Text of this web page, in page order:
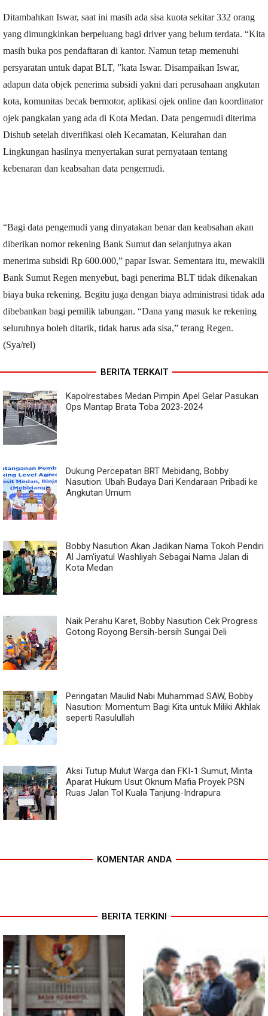
Ditambahkan Iswar, saat ini masih ada sisa kuota sekitar 332 orang
yang dimungkinkan berpeluang bagi driver yang belum terdata. “Kita
masih buka pos pendaftaran di kantor. Namun tetap memenuhi
persyaratan untuk dapat BLT, ”kata Iswar. Disampaikan Iswar,
adapun data objek penerima subsidi yakni dari perusahaan angkutan
kota, komunitas becak bermotor, aplikasi ojek online dan koordinator
ojek pangkalan yang ada di Kota Medan. Data pengemudi diterima
Dishub setelah diverifikasi oleh Kecamatan, Kelurahan dan
Lingkungan hasilnya menyertakan surat pernyataan tentang
kebenaran dan keabsahan data pengemudi.
“Bagi data pengemudi yang dinyatakan benar dan keabsahan akan
diberikan nomor rekening Bank Sumut dan selanjutnya akan
menerima subsidi Rp 600.000,” papar Iswar. Sementara itu, mewakili
Bank Sumut Regen menyebut, bagi penerima BLT tidak dikenakan
biaya buka rekening. Begitu juga dengan biaya administrasi tidak ada
dibebankan bagi pemilik tabungan. “Dana yang masuk ke rekening
seluruhnya boleh ditarik, tidak harus ada sisa,” terang Regen.
(Sya/rel)
BERITA TERKAIT
Kapolrestabes Medan Pimpin Apel Gelar Pasukan
Ops Mantap Brata Toba 2023-2024
Dukung Percepatan BRT Mebidang, Bobby
Nasution: Ubah Budaya Dari Kendaraan Pribadi ke
Angkutan Umum
Bobby Nasution Akan Jadikan Nama Tokoh Pendiri
Al Jam'iyatul Washliyah Sebagai Nama Jalan di
Kota Medan
Naik Perahu Karet, Bobby Nasution Cek Progress
Gotong Royong Bersih-bersih Sungai Deli
Peringatan Maulid Nabi Muhammad SAW, Bobby
Nasution: Momentum Bagi Kita untuk Miliki Akhlak
seperti Rasulullah
Aksi Tutup Mulut Warga dan FKI-1 Sumut, Minta
Aparat Hukum Usut Oknum Mafia Proyek PSN
Ruas Jalan Tol Kuala Tanjung-Indrapura
KOMENTAR ANDA
BERITA TERKINI